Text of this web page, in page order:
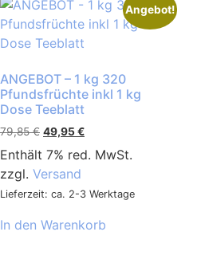
Angebot!
ANGEBOT – 1 kg 320
Pfundsfrüchte inkl 1 kg
Dose Teeblatt
79,85€ 49,95€
Enthält 7% red. MwSt.
zzgl. Versand
Lieferzeit: ca. 2-3 Werktage
In den Warenkorb